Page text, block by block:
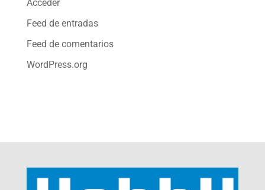
Acceder
Feed de entradas
Feed de comentarios
WordPress.org